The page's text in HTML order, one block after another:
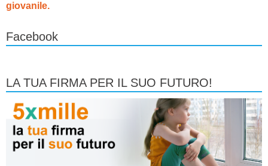
giovanile.
Facebook
LA TUA FIRMA PER IL SUO FUTURO!